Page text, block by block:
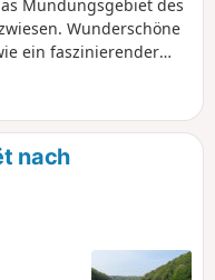
Mündungsgebiet des
Wunderschöne
ein faszinierender
nach